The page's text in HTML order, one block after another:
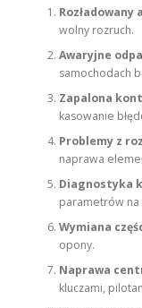
wolny rozruch.
Awaryjne
samochodach
Zapalona
kasowanie
Problemy z
naprawa
Diagnostyka
parametrów na
Wymiana
opony.
Naprawa
kluczami,